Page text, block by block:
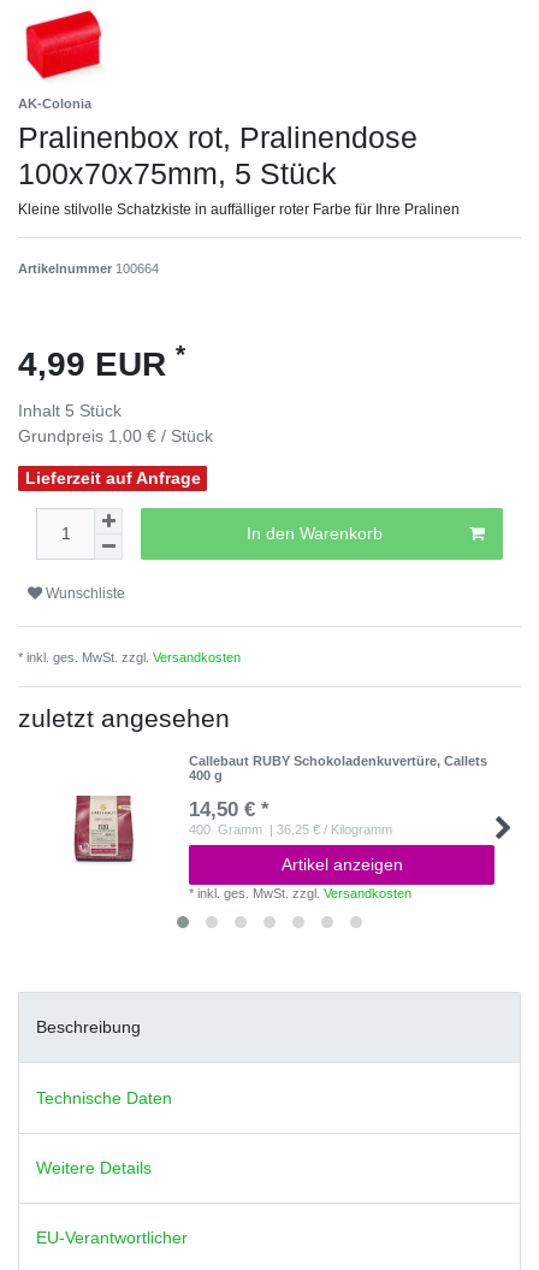
AK-Colonia
Pralinenbox rot, Pralinendose
100x70x75mm, 5 Stück
Kleine stilvolle Schatzkiste in auffälliger roter Farbe für Ihre Pralinen
Artikelnummer 100664
4,99 EUR *
Inhalt 5 Stück
Grundpreis 1,00 € / Stück
Lieferzeit auf Anfrage
In den Warenkorb
Wunschliste
* inkl. ges. MwSt. zzgl. Versandkosten
zuletzt angesehen
Callebaut RUBY Schokoladenkuvertüre, Callets
400 g
14,50 € *
400 Gramm | 36,25 € / Kilogramm
Artikel anzeigen
*inkl. ges. MwSt. zzgl.Versandkosten
Beschreibung
Technische Daten
Weitere Details
EU-Verantwortlicher